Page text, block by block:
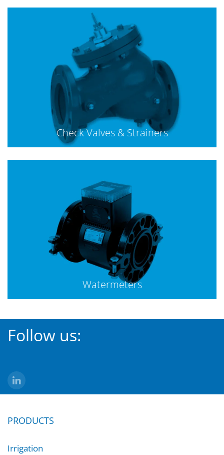
Check Valves & Strainers
Watermeters
Follow us:
PRODUCTS
Irrigation